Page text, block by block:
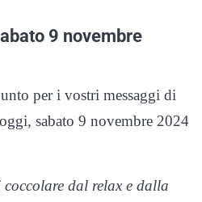
9 novembre
per i vostri messaggi di
sabato 9 novembre 2024
dal relax e dalla